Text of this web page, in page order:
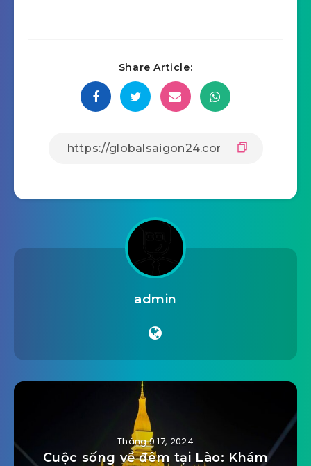
Share Article:
admin
Tháng 9 17, 2024
Cuộc sống về đêm tại Lào: Khám